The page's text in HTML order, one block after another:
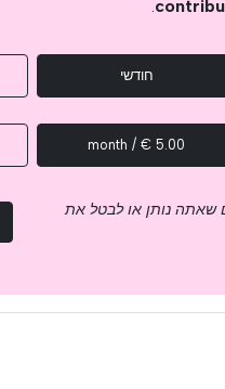
.
חודשי
5.00 € / month
שאתה נותן או לבטל את